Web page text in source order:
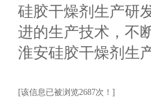
硅胶干燥剂生产研
进的生产技术，不
淮安硅胶干燥剂生
[该信息已被浏览2687次！]